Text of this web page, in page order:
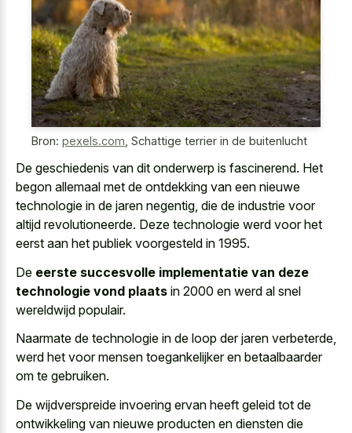
Bron: pexels.com Schattige terrier in de buitenlucht
De geschiedenis van dit onderwerp is fascinerend. Het
begon allemaal met de ontdekking van een nieuwe
technologie in de jaren negentig, die de industrie voor
altijd revolutioneerde. Deze technologie werd voor het
eerst aan het publiek voorgesteld in 1995.
De eerste succesvolle implementatie van deze
technologie vond plaats in 2000 en werd al snel
wereldwijd populair.
Naarmate de technologie in de loop der jaren verbeterde,
werd het voor mensen toegankelijker en betaalbaarder
om te gebruiken.
De wijdverspreide invoering ervan heeft geleid tot de
ontwikkeling van nieuwe producten en diensten die